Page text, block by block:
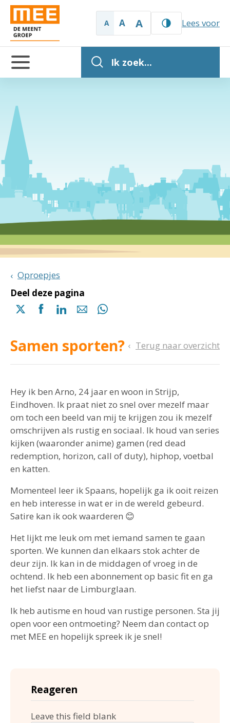
A A A Lees voor
Ik zoek...
Oproepjes
Deel deze pagina
Delen
(opent
in
een
pagina)
Delen
(opent
in
een
pagina)
Delen
(opent
in
een
pagina)
Delen
mail
Delen
(opent
in
een
pagina)
Samen sporten? Terug naar overzicht
Hey ik ben Arno, 24 jaar en woon in Strijp,
Eindhoven. Ik praat niet zo snel over mezelf maar
om toch een beeld van mij te krijgen zou ik mezelf
omschrijven als rustig en sociaal. Ik houd van series
kijken (waaronder anime) gamen (red dead
redemption, horizon, call of duty), hiphop, voetbal
en katten.
Momenteel leer ik Spaans, hopelijk ga ik ooit reizen
en heb interesse in wat er in de wereld gebeurd.
Satire kan ik ook waarderen 😊
Het lijkt me leuk om met iemand samen te gaan
sporten. We kunnen dan elkaars stok achter de
deur zijn. Ik kan in de middagen of vroeg in de
ochtend. Ik heb een abonnement op basic fit en ga
het liefst naar de Limburglaan.
Ik heb autisme en houd van rustige personen. Sta jij
open voor een ontmoeting? Neem dan contact op
met MEE en hopelijk spreek ik je snel!
Reageren
Leave this field blank